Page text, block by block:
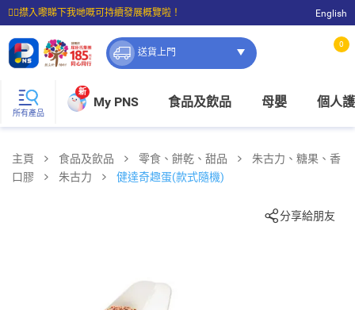
☝🏼㩒入嚟睇下我哋嘅可持續發展概覽啦！
⭐購物滿$399即享免費送貨；滿$100即可免費店取。
English
送貨上門
0
所有產品
新
My PNS 食品及飲品 母嬰 個人
主頁 食品及飲品 零食、餅乾、甜品
朱古力、糖果、香
口膠
朱古力 健達奇趣蛋(款式隨機)
分享給朋友